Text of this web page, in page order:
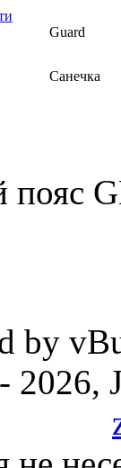
Guard
Санечка
пояс
by